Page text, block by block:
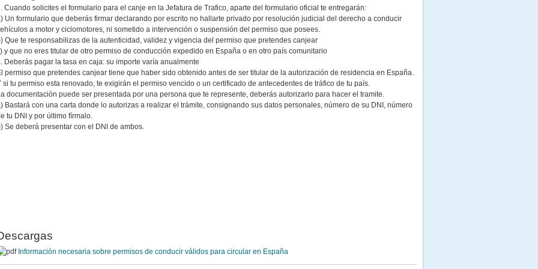
Cuando solicites el formulario para el canje en la Jefatura de Trafico, aparte del formulario oficial te entregarán:
Un formulario que deberás firmar declarando por escrito no hallarte privado por resolución judicial del derecho a conducir
a motor y ciclomotores, ni sometido a intervención o suspensión del permiso que posees.
Que te responsabilizas de la autenticidad, validez y vigencia del permiso que pretendes canjear
y que no eres titular de otro permiso de conducción expedido en España o en otro país comunitario
Deberás pagar la tasa en caja: su importe varía anualmente
permiso que pretendes canjear tiene que haber sido obtenido antes de ser titular de la autorización de residencia en España.
si tu permiso esta renovado, te exigirán el permiso vencido o un certificado de antecedentes de tráfico de tu país.
documentación puede ser presentada por una persona que te represente, deberás autorizarlo para hacer el tramite.
Bastará con una carta donde lo autorizas a realizar el trámite, consignando sus datos personales, número de su DNI, número
tu DNI y por último fírmalo.
Se deberá presentar con el DNI de ambos.
Información necesaria sobre permisos de conducir válidos para circular en España